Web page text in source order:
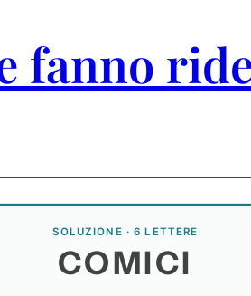
fanno
SOLUZIONE · 6 LETTERE
COMICI